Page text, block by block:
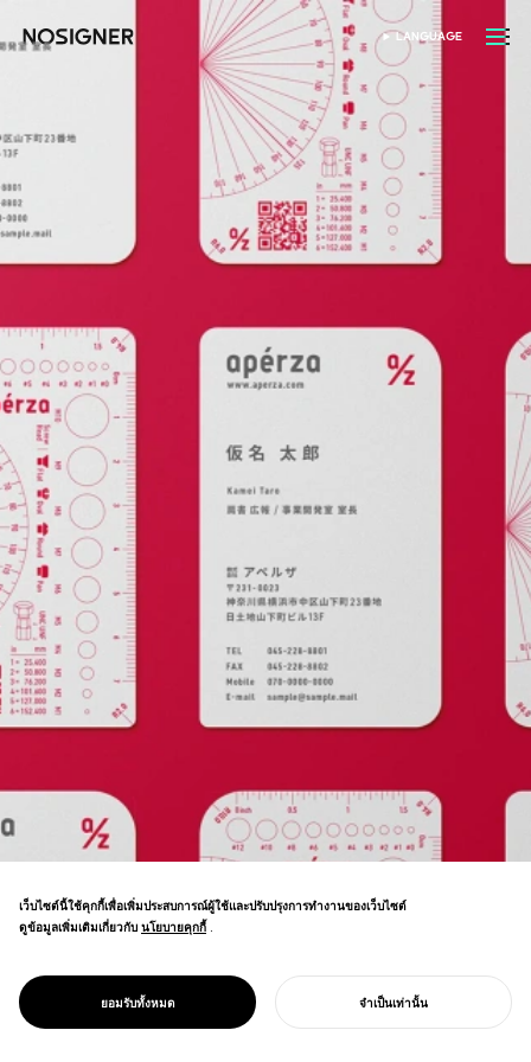
หน้าหลัก เลือกภาษา
LANGUAGE
PROJECT
APERZA
แพลตฟอร์มการเปลี่ยนแปลงดิจิทัลสำหรับการ
สร้างความสามารถในการแข่งขันของ
อุตสาหกรรมญี่ปุ่น
เว็บไซต์นี้ใช้คุกกี้เพื่อเพิ่มประสบการณ์ผู้ใช้และปรับปรุงการทำงานของเว็บไซต์
ดูข้อมูลเพิ่มเติมเกี่ยวกับ นโยบายคุกกี้
นโยบายคุกกี้ .
ยอมรับทั้งหมด จำเป็นเท่านั้น